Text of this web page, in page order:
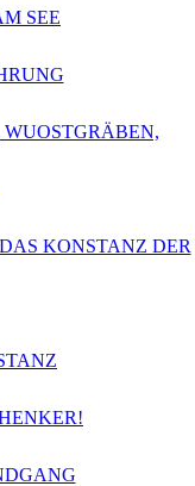
SEE
KONSTANZ DER